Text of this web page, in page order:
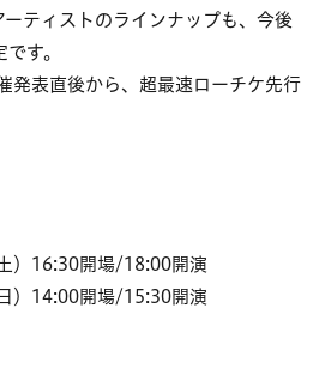
ティストのラインナップも、今後
す。
発表直後から、超最速ローチケ先行
）16:30開場/18:00開演
）14:00開場/15:30開演